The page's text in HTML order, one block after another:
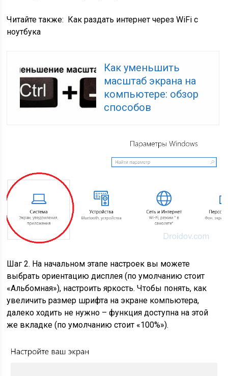
Читайте также: Как раздать интернет через WiFi с
ноутбука
Как уменьшить
масштаб экрана на
компьютере: обзор
способов
Шаг 2. На начальном этапе настроек вы можете
выбрать ориентацию дисплея (по умолчанию стоит
«Альбомная»), настроить яркость. Чтобы понять, как
увеличить размер шрифта на экране компьютера,
далеко ходить не нужно – функция доступна на этой
же вкладке (по умолчанию стоит «100%»).